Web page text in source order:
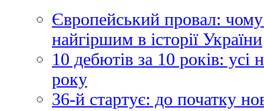
Європейський провал:
найгіршим в історії України
10 дебютів за 10 років:
року
36-й стартує: до початку